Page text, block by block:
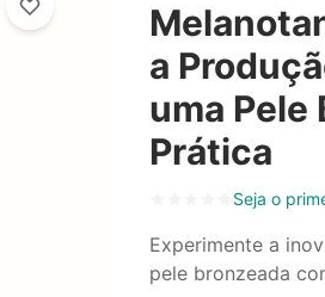
a
uma Pele
Prática
Seja o
Experimente a
pele bronzeada